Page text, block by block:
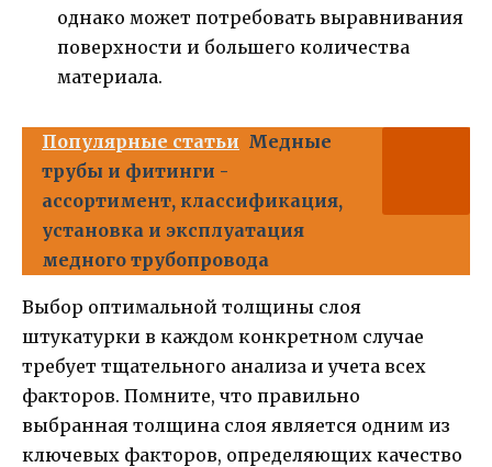
однако может потребовать выравнивания
поверхности и большего количества
материала.
Популярные статьи Медные
трубы и фитинги -
ассортимент, классификация,
установка и эксплуатация
медного трубопровода
Выбор оптимальной толщины слоя
штукатурки в каждом конкретном случае
требует тщательного анализа и учета всех
факторов. Помните, что правильно
выбранная толщина слоя является одним из
ключевых факторов, определяющих качество